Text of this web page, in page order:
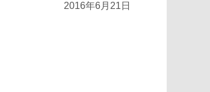
2016年6月21日